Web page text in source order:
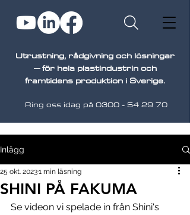
Utrustning, rådgivning och lösningar
– för hela plastindustrin och
framtidens produktion i Sverige.
Ring oss idag på0300 - 54 29 70
Inlägg
SHINI PÅ FAKUMA
25 okt. 20231 min läsning
Se videon vi spelade in från Shini's